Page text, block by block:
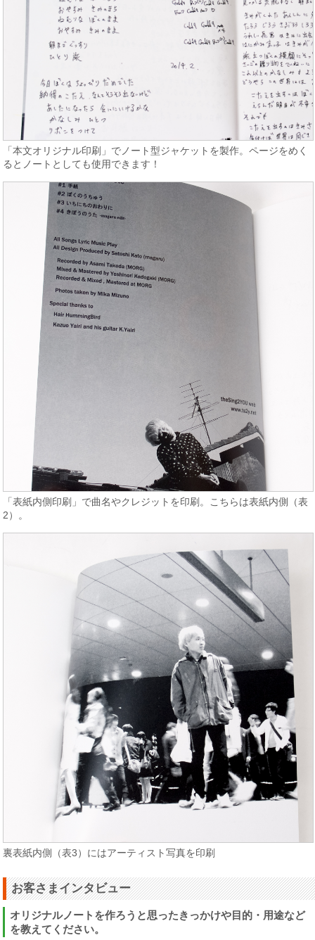
「本文オリジナル印刷」でノート型ジャケットを製作。ページをめく
るとノートとしても使用できます！
「表紙内側印刷」で曲名やクレジットを印刷。こちらは表紙内側（表
2）。
裏表紙内側（表3）にはアーティスト写真を印刷
お客さまインタビュー
オリジナルノートを作ろうと思ったきっかけや目的・用途など
を教えてください。